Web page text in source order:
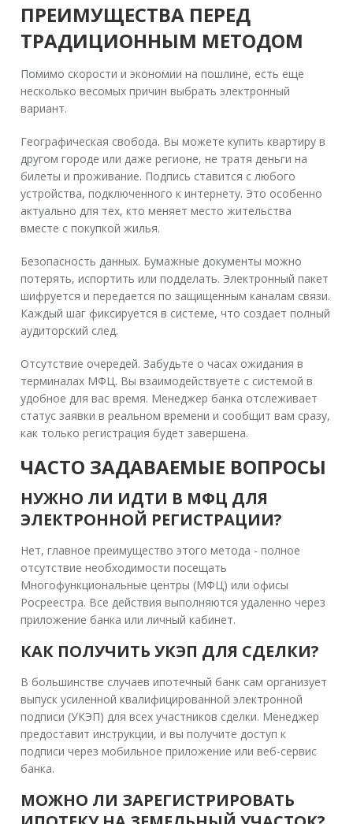
ПРЕИМУЩЕСТВА ПЕРЕД
ТРАДИЦИОННЫМ МЕТОДОМ
Помимо скорости и экономии на пошлине, есть еще
несколько весомых причин выбрать электронный
вариант.
Географическая свобода. Вы можете купить квартиру в
другом городе или даже регионе, не тратя деньги на
билеты и проживание. Подпись ставится с любого
устройства, подключенного к интернету. Это особенно
актуально для тех, кто меняет место жительства
вместе с покупкой жилья.
Безопасность данных. Бумажные документы можно
потерять, испортить или подделать. Электронный пакет
шифруется и передается по защищенным каналам связи.
Каждый шаг фиксируется в системе, что создает полный
аудиторский след.
Отсутствие очередей. Забудьте о часах ожидания в
терминалах МФЦ. Вы взаимодействуете с системой в
удобное для вас время. Менеджер банка отслеживает
статус заявки в реальном времени и сообщит вам сразу,
как только регистрация будет завершена.
ЧАСТО ЗАДАВАЕМЫЕ ВОПРОСЫ
НУЖНО ЛИ ИДТИ В МФЦ ДЛЯ
ЭЛЕКТРОННОЙ РЕГИСТРАЦИИ?
Нет, главное преимущество этого метода - полное
отсутствие необходимости посещать
Многофункциональные центры (МФЦ) или офисы
Росреестра. Все действия выполняются удаленно через
приложение банка или личный кабинет.
КАК ПОЛУЧИТЬ УКЭП ДЛЯ СДЕЛКИ?
В большинстве случаев ипотечный банк сам организует
выпуск усиленной квалифицированной электронной
подписи (УКЭП) для всех участников сделки. Менеджер
предоставит инструкции, и вы получите доступ к
подписи через мобильное приложение или веб-сервис
банка.
МОЖНО ЛИ ЗАРЕГИСТРИРОВАТЬ